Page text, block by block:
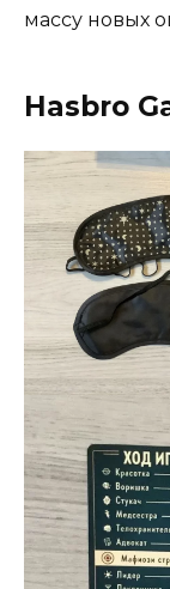
массу новых
Hasbro